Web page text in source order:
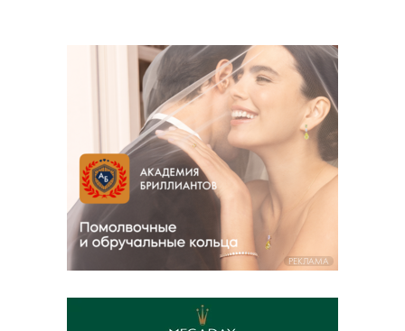
РЕКЛАМА